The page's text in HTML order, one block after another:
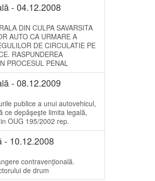
- 04.12.2008
DIN CULPA SAVARSITA
AUTO CA URMARE A
DE CIRCULATIE PE
RASPUNDEREA
PROCESUL PENAL
- 08.12.2009
publice a unui autovehicul,
ce depăşeşte limita legală,
OUG 195/2002 rep.
- 10.12.2008
contravenţională.
de drum